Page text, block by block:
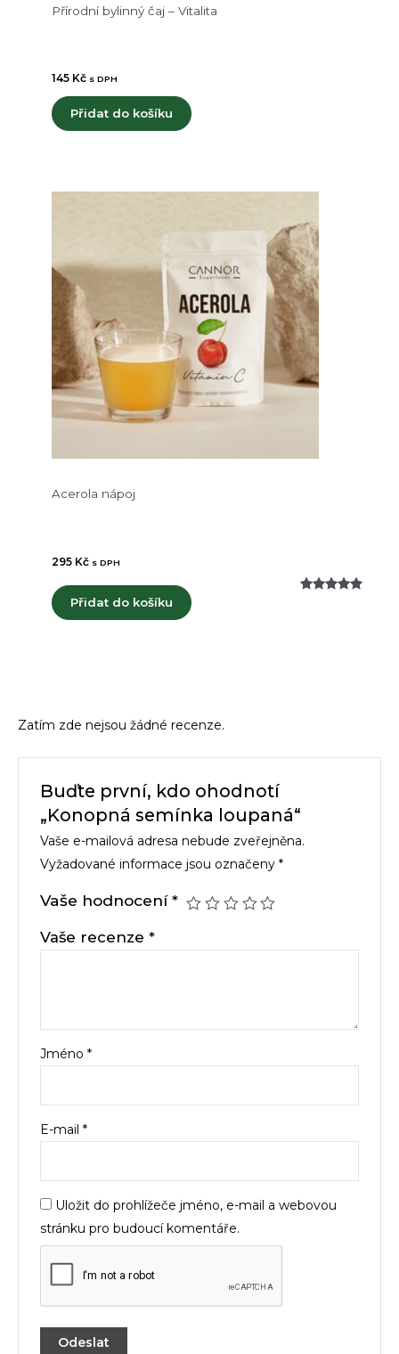
Přírodní bylinný čaj – Vitalita
145 Kč s DPH
Přidat do košíku
Acerola nápoj
295 Kč s DPH
Přidat do košíku
Zatím zde nejsou žádné recenze.
Buďte první, kdo ohodnotí
„Konopná semínka loupaná“
Vaše e-mailová adresa nebude zveřejněna.
Vyžadované informace jsou označeny*
Vaše hodnocení*
Vaše recenze*
Jméno*
E-mail*
Uložit do prohlížeče jméno, e-mail a webovou
stránku pro budoucí komentáře.